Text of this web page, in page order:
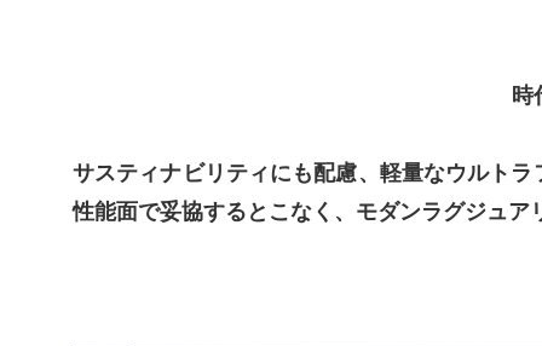
時
サスティナビリティにも配慮、 軽量なウルトラ
性能面で妥協するとこなく、 モダンラグジュア